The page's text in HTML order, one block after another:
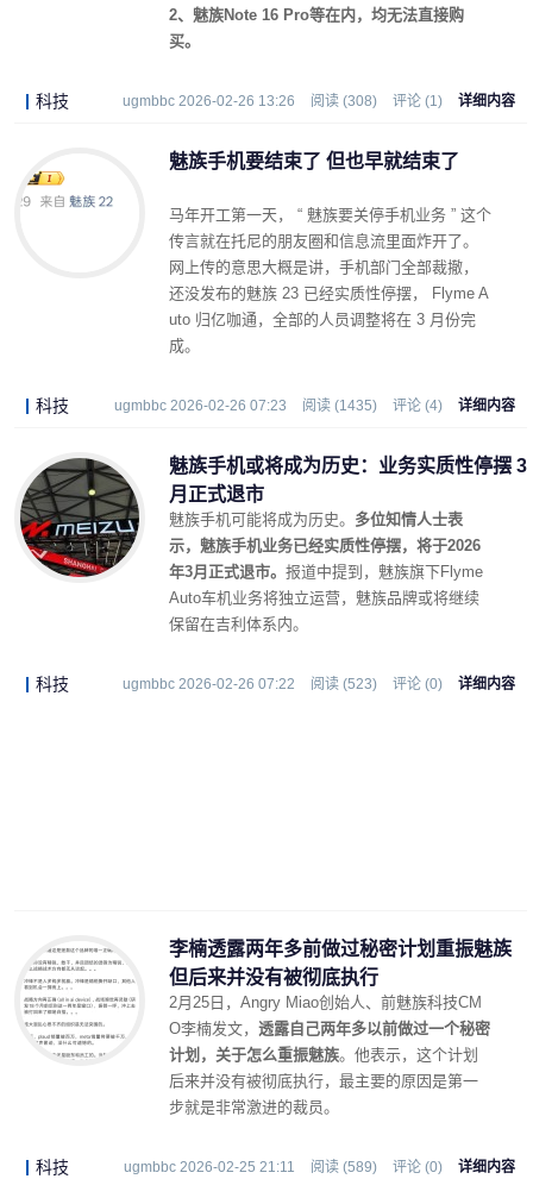
2、魅族Note 16 Pro等在内，均无法直接购
买。
科技 ugmbbc 2026-02-26 13:26 阅读 (308) 评论 (1) 详细内容
魅族手机要结束了 但也早就结束了
马年开工第一天， “ 魅族要关停手机业务 ” 这个
传言就在托尼的朋友圈和信息流里面炸开了。
网上传的意思大概是讲，手机部门全部裁撤，
还没发布的魅族 23 已经实质性停摆， Flyme A
uto 归亿咖通，全部的人员调整将在 3 月份完
成。
科技 ugmbbc 2026-02-26 07:23 阅读 (1435) 评论 (4) 详细内容
魅族手机或将成为历史：业务实质性停摆 3
月正式退市
魅族手机可能将成为历史。 多位知情人士表
示，魅族手机业务已经实质性停摆，将于2026
年3月正式退市。 报道中提到，魅族旗下Flyme
Auto车机业务将独立运营，魅族品牌或将继续
保留在吉利体系内。
科技 ugmbbc 2026-02-26 07:22 阅读 (523) 评论 (0) 详细内容
李楠透露两年多前做过秘密计划重振魅族
但后来并没有被彻底执行
2月25日，Angry Miao创始人、前魅族科技CM
O李楠发文， 透露自己两年多以前做过一个秘密
计划，关于怎么重振魅族。他表示，这个计划
后来并没有被彻底执行，最主要的原因是第一
步就是非常激进的裁员。
科技 ugmbbc 2026-02-25 21:11 阅读 (589) 评论 (0) 详细内容